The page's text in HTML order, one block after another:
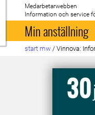
Till startsida
Medarbetarwebben
Information och service
Min anställning
start mw / Vinnova:
30